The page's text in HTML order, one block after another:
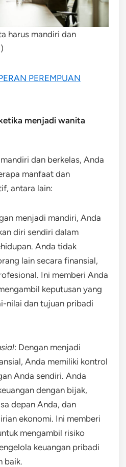
harus mandiri dan
PEREMPUAN
menjadi wanita
dan berkelas, Anda
manfaat dan
antara lain:
menjadi mandiri, Anda
diri sendiri dalam
Anda tidak
lain secara finansial,
Ini memberi Anda
keputusan yang
nilai dan tujuan pribadi
: Dengan menjadi
Anda memiliki kontrol
Anda sendiri. Anda
dengan bijak,
depan Anda, dan
ekonomi. Ini memberi
mengambil risiko
keuangan pribadi
baik.